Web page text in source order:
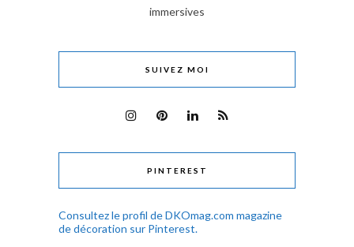
immersives
SUIVEZ MOI
PINTEREST
Consultez le profil de DKOmag.com magazine
de décoration sur Pinterest.